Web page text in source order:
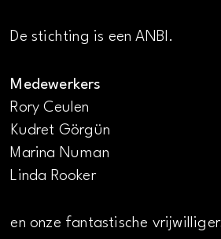
De stichting is een ANBI.
Medewerkers
Rory Ceulen
Kudret Görgün
Marina Numan
Linda Rooker
en onze fantastische